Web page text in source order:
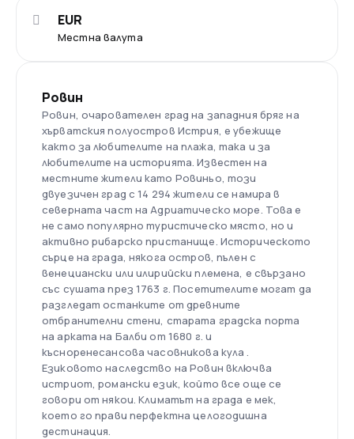
Местна валута
EUR
Ровин
Ровин, очарователен град на западния бряг на
хърватския полуостров Истрия, е убежище
както за любителите на плажа, така и за
любителите на историята. Известен на
местните жители като Ровиньо, този
двуезичен град с 14 294 жители се намира в
северната част на Адриатическо море. Това е
не само популярно туристическо място, но и
активно рибарско пристанище. Историческото
сърце на града, някога остров, пълен с
венециански или илирийски племена, е свързано
със сушата през 1763 г. Посетителите могат да
разгледат останките от древните
отбранителни стени, старата градска порта
на арката на Балби от 1680 г. и
късноренесансова часовникова кула .
Езиковото наследство на Ровин включва
истриот, романски език, който все още се
говори от някои. Климатът на града е мек,
което го прави перфектна целогодишна
дестинация.